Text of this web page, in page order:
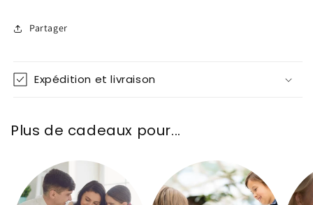
Partager
Expédition et livraison
Plus de cadeaux pour...